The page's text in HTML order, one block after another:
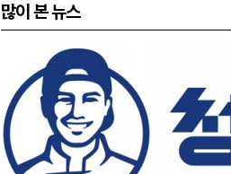
많이 본 뉴스